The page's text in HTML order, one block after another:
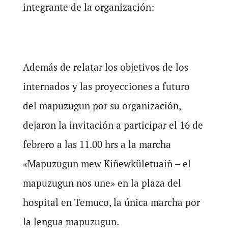
integrante de la organización:
Además de relatar los objetivos de los
internados y las proyecciones a futuro
del mapuzugun por su organización,
dejaron la invitación a participar el 16 de
febrero a las 11.00 hrs a la marcha
«Mapuzugun mew Kiñewkületuaiñ – el
mapuzugun nos une» en la plaza del
hospital en Temuco, la única marcha por
la lengua mapuzugun.